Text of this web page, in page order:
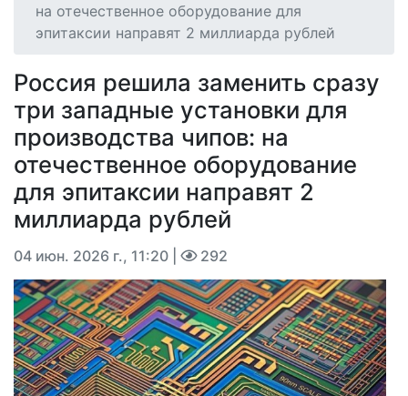
на отечественное оборудование для
эпитаксии направят 2 миллиарда рублей
Россия решила заменить сразу
три западные установки для
производства чипов: на
отечественное оборудование
для эпитаксии направят 2
миллиарда рублей
04 июн. 2026 г., 11:20 292